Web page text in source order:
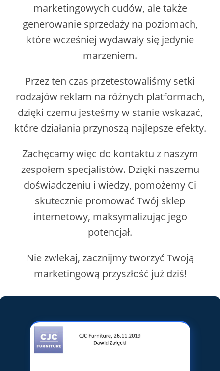
marketingowych cudów, ale także
generowanie sprzedaży na poziomach,
które wcześniej wydawały się jedynie
marzeniem.
Przez ten czas przetestowaliśmy setki
rodzajów reklam na różnych platformach,
dzięki czemu jesteśmy w stanie wskazać,
które działania przynoszą najlepsze efekty.
Zachęcamy więc do kontaktu z naszym
zespołem specjalistów. Dzięki naszemu
doświadczeniu i wiedzy, pomożemy Ci
skutecznie promować Twój sklep
internetowy, maksymalizując jego
potencjał.
Nie zwlekaj, zacznijmy tworzyć Twoją
marketingową przyszłość już dziś!